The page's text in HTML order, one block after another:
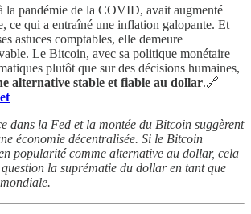
la pandémie de la COVID, avait augmenté
ce qui a entraîné une inflation galopante. Et
astuces comptables, elle demeure
Le Bitcoin, avec sa politique monétaire
plutôt que sur des décisions humaines,
alternative stable et fiable au dollar.🔗
dans la Fed et la montée du Bitcoin suggèrent
économie décentralisée. Si le Bitcoin
popularité comme alternative au dollar, cela
la suprématie du dollar en tant que